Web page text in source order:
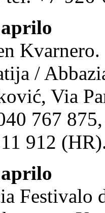
/
Via
767
912
Festivalo